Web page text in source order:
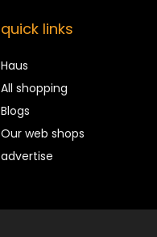
quick links
Haus
All shopping
Blogs
Our web shops
advertise